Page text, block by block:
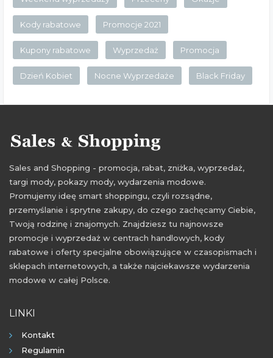
Kody rabatowe Promocje 2021
Kupony rabatowe Wyprzedaż Promocja
Dzień Kobiet Nocne Wyprzedaże Black Friday
Sales and Shopping - promocja, rabat, zniżka, wyprzedaż,
targi mody, pokazy mody, wydarzenia modowe.
Promujemy ideę smart shoppingu, czyli rozsądne,
przemyślanie i sprytne zakupy, do czego zachęcamy Ciebie,
Twoją rodzinę i znajomych. Znajdziesz tu najnowsze
promocje i wyprzedaż w centrach handlowych, kody
rabatowe i oferty specjalne obowiązujące w czasopismach i
sklepach internetowych, a także najciekawsze wydarzenia
modowe w całej Polsce.
LINKI
Kontakt
Regulamin